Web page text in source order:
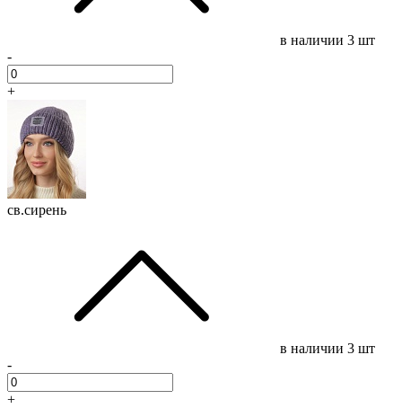
в наличии 3 шт
-
+
св.сирень
в наличии 3 шт
-
+